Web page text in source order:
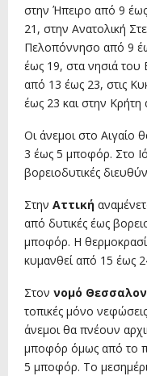
στην Ήπειρο από 9
21, στην Ανατολική
Πελοπόννησο από 9
έως 19, στα νησιά του
από 13 έως 23, στις
έως 23 και στην
Οι άνεμοι στο Αιγαίο
3 έως 5 μποφόρ. Στο
βορειοδυτικές
Στην Αττική
από δυτικές έως
μποφόρ. Η
κυμανθεί από 15 έως
Στον νομό
τοπικές μόνο
άνεμοι θα πνέουν
μποφόρ όμως από το
5 μποφόρ. Το